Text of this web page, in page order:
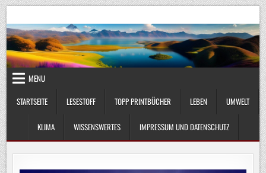
Skip
to
content
UmweltKlima.com
MENU
STARTSEITE
LESESTOFF TOPP PRINTBÜCHER LEBEN UMWELT
KLIMA WISSENSWERTES IMPRESSUM UND DATENSCHUTZ